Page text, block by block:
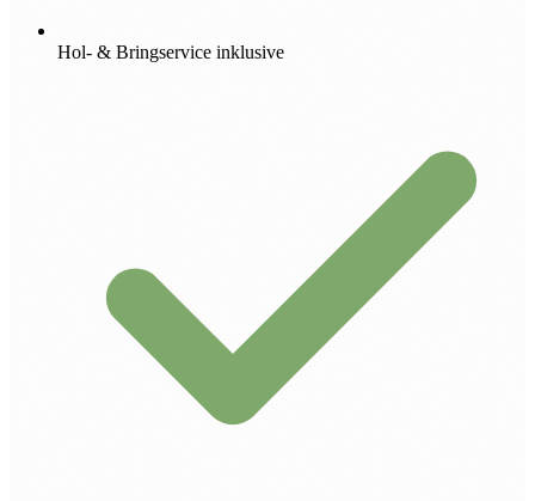
Hol- & Bringservice inklusive